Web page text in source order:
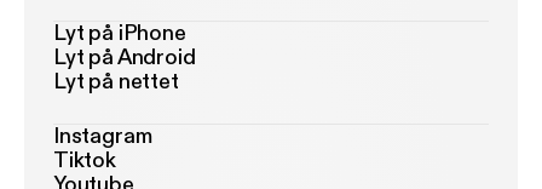
Lyt på iPhone
Lyt på Android
Lyt på nettet
Instagram
Tiktok